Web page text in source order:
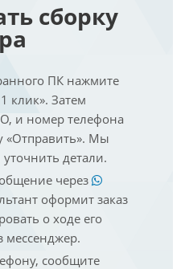
сборку
ПК нажмите
клик». Затем
и номер телефона
«Отправить». Мы
детали.
через
оформит заказ
о ходе его
мессенджер.
сообщите